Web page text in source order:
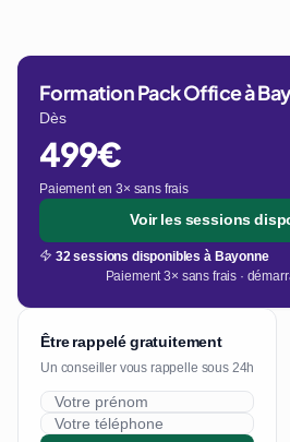
Formation Pack Office à
Dès
499€
Paiement en 3× sans frais
Voir les sessions
32 sessions disponibles à Bayonne
Paiement 3× sans frais ·
Être rappelé gratuitement
Un conseiller vous rappelle sous 24h